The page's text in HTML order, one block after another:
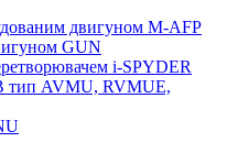
двигуном M-AFP
GUN
i-SPYDER
тип AVMU, RVMUE,